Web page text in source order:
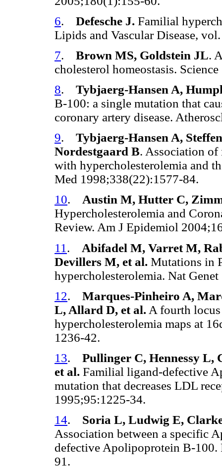
6. Defesche J. Familial
Lipids and Vascular Disease,
7. Brown MS, Goldstein JL.
cholesterol homeostasis.
8. Tybjaerg-Hansen A,
B-100: a single mutation that
coronary artery disease.
9. Tybjaerg-Hansen A,
Nordestgaard B. Association
with hypercholesterolemia and
Med 1998;338(22):1577-84.
10. Austin M, Hutter C,
Hypercholesterolemia and
Review. Am J Epidemiol
11 . Abifadel M, Varret M,
Devillers M, et al. Mutations in
hypercholesterolemia. Nat
12. Marques-Pinheiro A,
L, Allard D, et al. A fourth
hypercholesterolemia maps at
1236-42.
13. Pullinger C, Hennessy L,
et al. Familial ligand-defective
mutation that decreases LDL
1995;95:1225-34.
14. Soria L, Ludwig E,
Association between a specific
defective Apolipoprotein B-
91.